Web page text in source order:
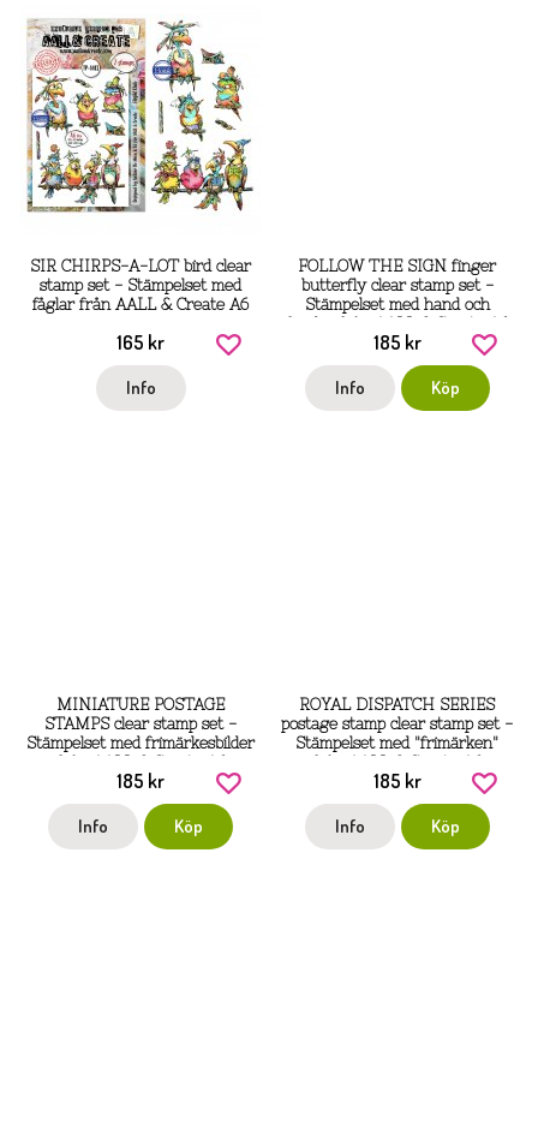
SIR CHIRPS-A-LOT bird clear
stamp set - Stämpelset med
fåglar från AALL & Create A6
165 kr
Info
FOLLOW THE SIGN finger
butterfly clear stamp set -
Stämpelset med hand och
185 kr
Info Köp
MINIATURE POSTAGE
STAMPS clear stamp set -
Stämpelset med frimärkesbilder
185 kr
Info Köp
ROYAL DISPATCH SERIES
postage stamp clear stamp set -
Stämpelset med "frimärken"
185 kr
Info Köp